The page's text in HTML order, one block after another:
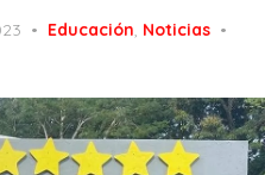
Educación, Noticias